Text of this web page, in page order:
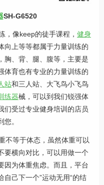
SH-G6520
像keep的徒手课程， 健身
向上等等都属于力量训练的
胸、背、腿、腹等，主要是
体育也有专业的力量训练的
站和三人站、大飞鸟小飞鸟
练器械，可以到我们锐强体
们受过专业健身培训的店员
。
等于体态，虽然体重可以
要横向对比，可以用做一个
因为体重焦虑。而且，平台
己下一个”运动无用“的结